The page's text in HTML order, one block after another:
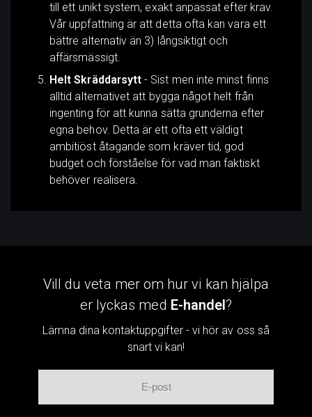
till ett unikt system, exakt anpassat efter krav.
Vår uppfattning är att detta ofta kan vara ett
bättre alternativ än 3) långsiktigt och
affärsmässigt.
Helt Skräddarsytt - Sist men inte minst finns
alltid alternativet att bygga något helt från
ingenting för att kunna sätta grunderna efter
egna behov. Detta är ett ofta ett väldigt
ambitiöst åtagande som kräver tid, god
budget och förståelse för vad man faktiskt
behöver realisera.
Vill du veta mer om hur vi kan hjälpa
er lyckas med E-handel?
Lämna dina kontaktuppgifter - vi hör av oss så
snart vi kan!